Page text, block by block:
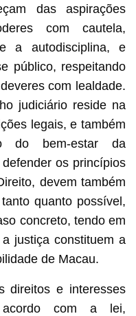
das aspirações
com cautela,
a autodisciplina, e
público, respeitando
com lealdade.
judiciário reside na
legais, e também
do bem-estar da
os princípios
devem também
quanto possível,
concreto, tendo em
justiça constituem a
de Macau.
direitos e interesses
com a lei,